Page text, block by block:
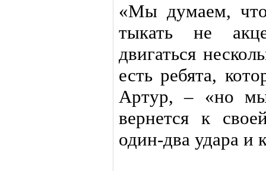
«Мы думаем,
тыкать не
двигаться
есть ребята,
Артур, – «но
вернется к
один-два удара и